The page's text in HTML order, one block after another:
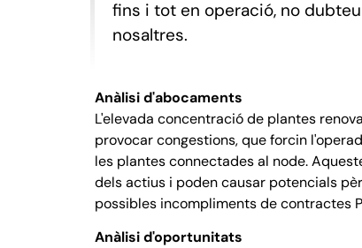
fins i tot en operació, no
nosaltres.
Anàlisi d'abocaments
L'elevada concentració de plantes
provocar congestions, que forcin
les plantes connectades al node.
dels actius i poden causar potencials
possibles incompliments de contractes
Anàlisi d'oportunitats